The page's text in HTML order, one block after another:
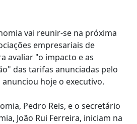
vai reunir-se na próxima
empresariais de
avaliar "o impacto e as
das tarifas anunciadas pelo
anunciou hoje o executivo.
Pedro Reis, e o secretário
João Rui Ferreira, iniciam na